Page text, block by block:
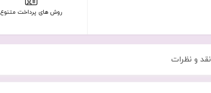
GL1
ماهه
روش های پرداخت متنوع
نقد و نظرات